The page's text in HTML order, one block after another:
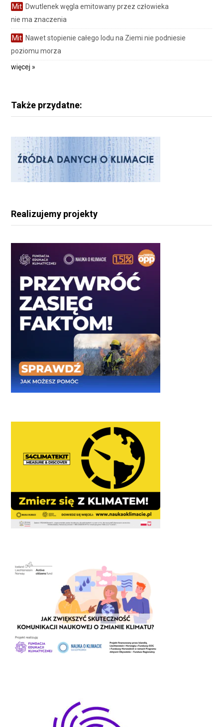
Mit Dwutlenek węgla emitowany przez człowieka
nie ma znaczenia
Mit Nawet stopienie całego lodu na Ziemi nie podniesie
poziomu morza
więcej »
Także przydatne:
Realizujemy projekty